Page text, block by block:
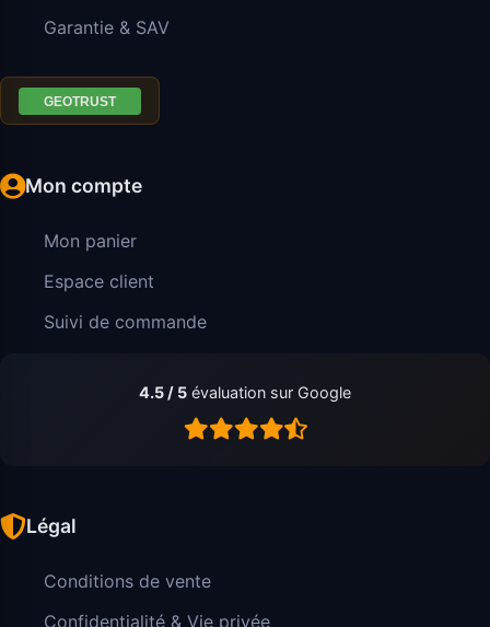
Garantie & SAV
Mon compte
Mon panier
Espace client
Suivi de commande
4.5 / 5 évaluation sur Google
Légal
Conditions de vente
Confidentialité & Vie privée